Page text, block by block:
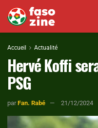
Accueil Actualité
Hervé Koffi
PSG
par Fan. Rabé 21/12/2024